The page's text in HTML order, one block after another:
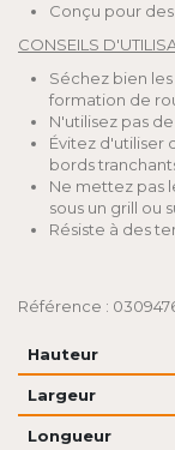
Conçu pour
CONSEILS
Séchez bien
formation de
N'utilisez pas
Évitez d'utiliser
bords
Ne mettez pas
sous un grill ou
Résiste à des
Référence :
Hauteur
Largeur
Longueur